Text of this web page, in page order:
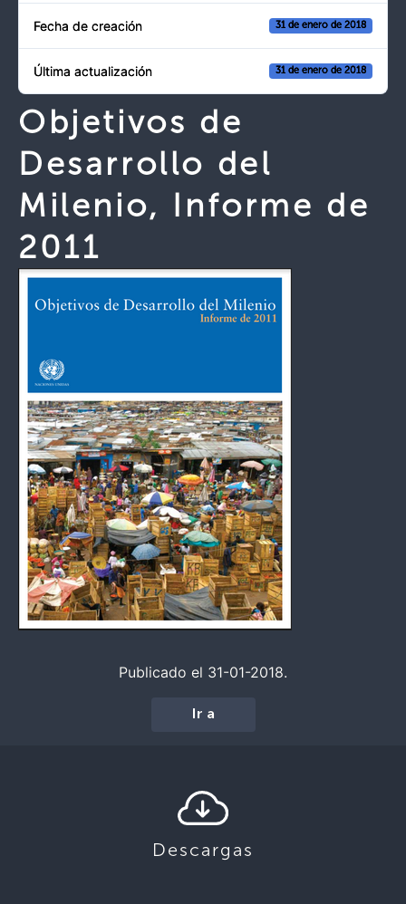
Fecha de creación 31 de enero de 2018
Última actualización 31 de enero de 2018
Objetivos de
Desarrollo del
Milenio, Informe de
2011
Publicado el 31-01-2018.
Ir a
Descargas